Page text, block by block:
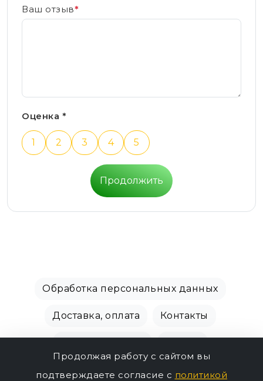
Ваш отзыв*
Оценка *
1 2 3 4 5
Продолжить
Обработка персональных данных
Доставка, оплата Контакты
Продолжая работу с сайтом вы
подтверждаете согласие с политикой